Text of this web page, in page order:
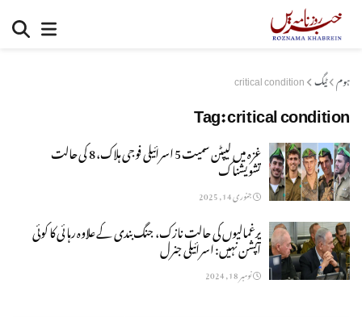
ہوم ٹیگ critical condition
Tag:critical condition
غزہ میں کیپٹن سمیت 5 اسرائیلی فوجی ہلاک، 8 کی حالت
تشویشناک
جنوری 14, 2025
یرغمالیوں کی حالت نازک، جنگ بندی کے علاوہ رہائی کا کوئی
آپشن نہیں: اسرائیلی جنرل
نومبر 18, 2024